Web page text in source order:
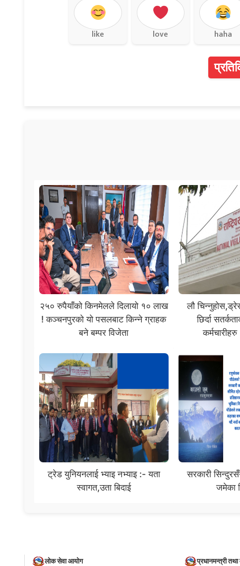
like love haha
२५० रुपैयाँको किनमेलले दिलायो १० लाख
! कञ्चनपुरको यो पसलबाट किन्ने ग्राहक
बने बम्पर विजेता
लौ
छिर्दा
ट्रेड युनियनलाई भ्याइ नभ्याइ :- यता
स्वागत,उता बिदाई
सरकारी
जमेका
लोक सेवा आयोग प्रधानमन्त्री तथा